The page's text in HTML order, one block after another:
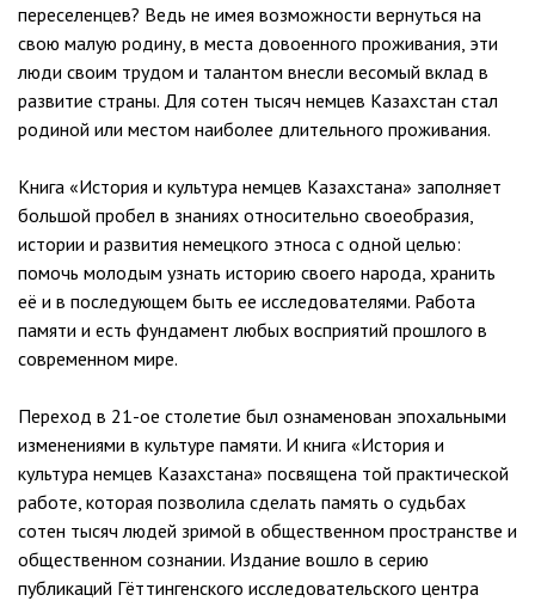
переселенцев? Ведь не имея возможности вернуться на
свою малую родину, в места довоенного проживания, эти
люди своим трудом и талантом внесли весомый вклад в
развитие страны. Для сотен тысяч немцев Казахстан стал
родиной или местом наиболее длительного проживания.
Книга «История и культура немцев Казахстана» заполняет
большой пробел в знаниях относительно своеобразия,
истории и развития немецкого этноса с одной целью:
помочь молодым узнать историю своего народа, хранить
её и в последующем быть ее исследователями. Работа
памяти и есть фундамент любых восприятий прошлого в
современном мире.
Переход в 21-ое столетие был ознаменован эпохальными
изменениями в культуре памяти. И книга «История и
культура немцев Казахстана» посвящена той практической
работе, которая позволила сделать память о судьбах
сотен тысяч людей зримой в общественном пространстве и
общественном сознании. Издание вошло в серию
публикаций Гёттингенского исследовательского центра